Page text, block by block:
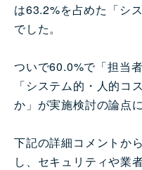
は63.2%を占めた「シ
でした。
ついで60.0%で「担当
「システム的・人的コ
か」が実施検討の論点
下記の詳細コメントか
し、セキュリティや業